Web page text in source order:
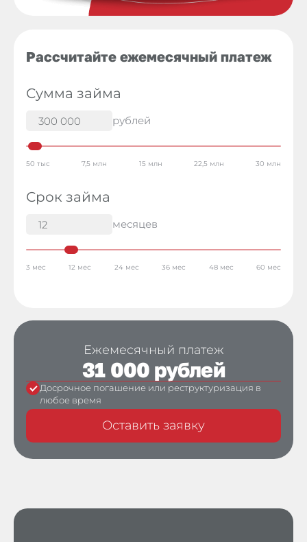
Рассчитайте ежемесячный платеж
Сумма займа
рублей
50 тыс 7,5 млн 15 млн 22,5 млн 30 млн
Срок займа
месяцев
3 мес 12 мес 24 мес 36 мес 48 мес 60 мес
Ежемесячный платеж
31 000 рублей
Досрочное погашение или реструктуризация в
любое время
Оставить заявку